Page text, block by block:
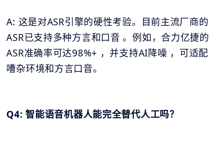
A: 这是对ASR引擎的硬性考验。目前主流厂商的
ASR已支持多种方言和口音 。例如，合力亿捷的
ASR准确率可达98%+ ，并支持AI降噪 ，可适配
嘈杂环境和方言口音。
Q4: 智能语音机器人能完全替代人工吗？